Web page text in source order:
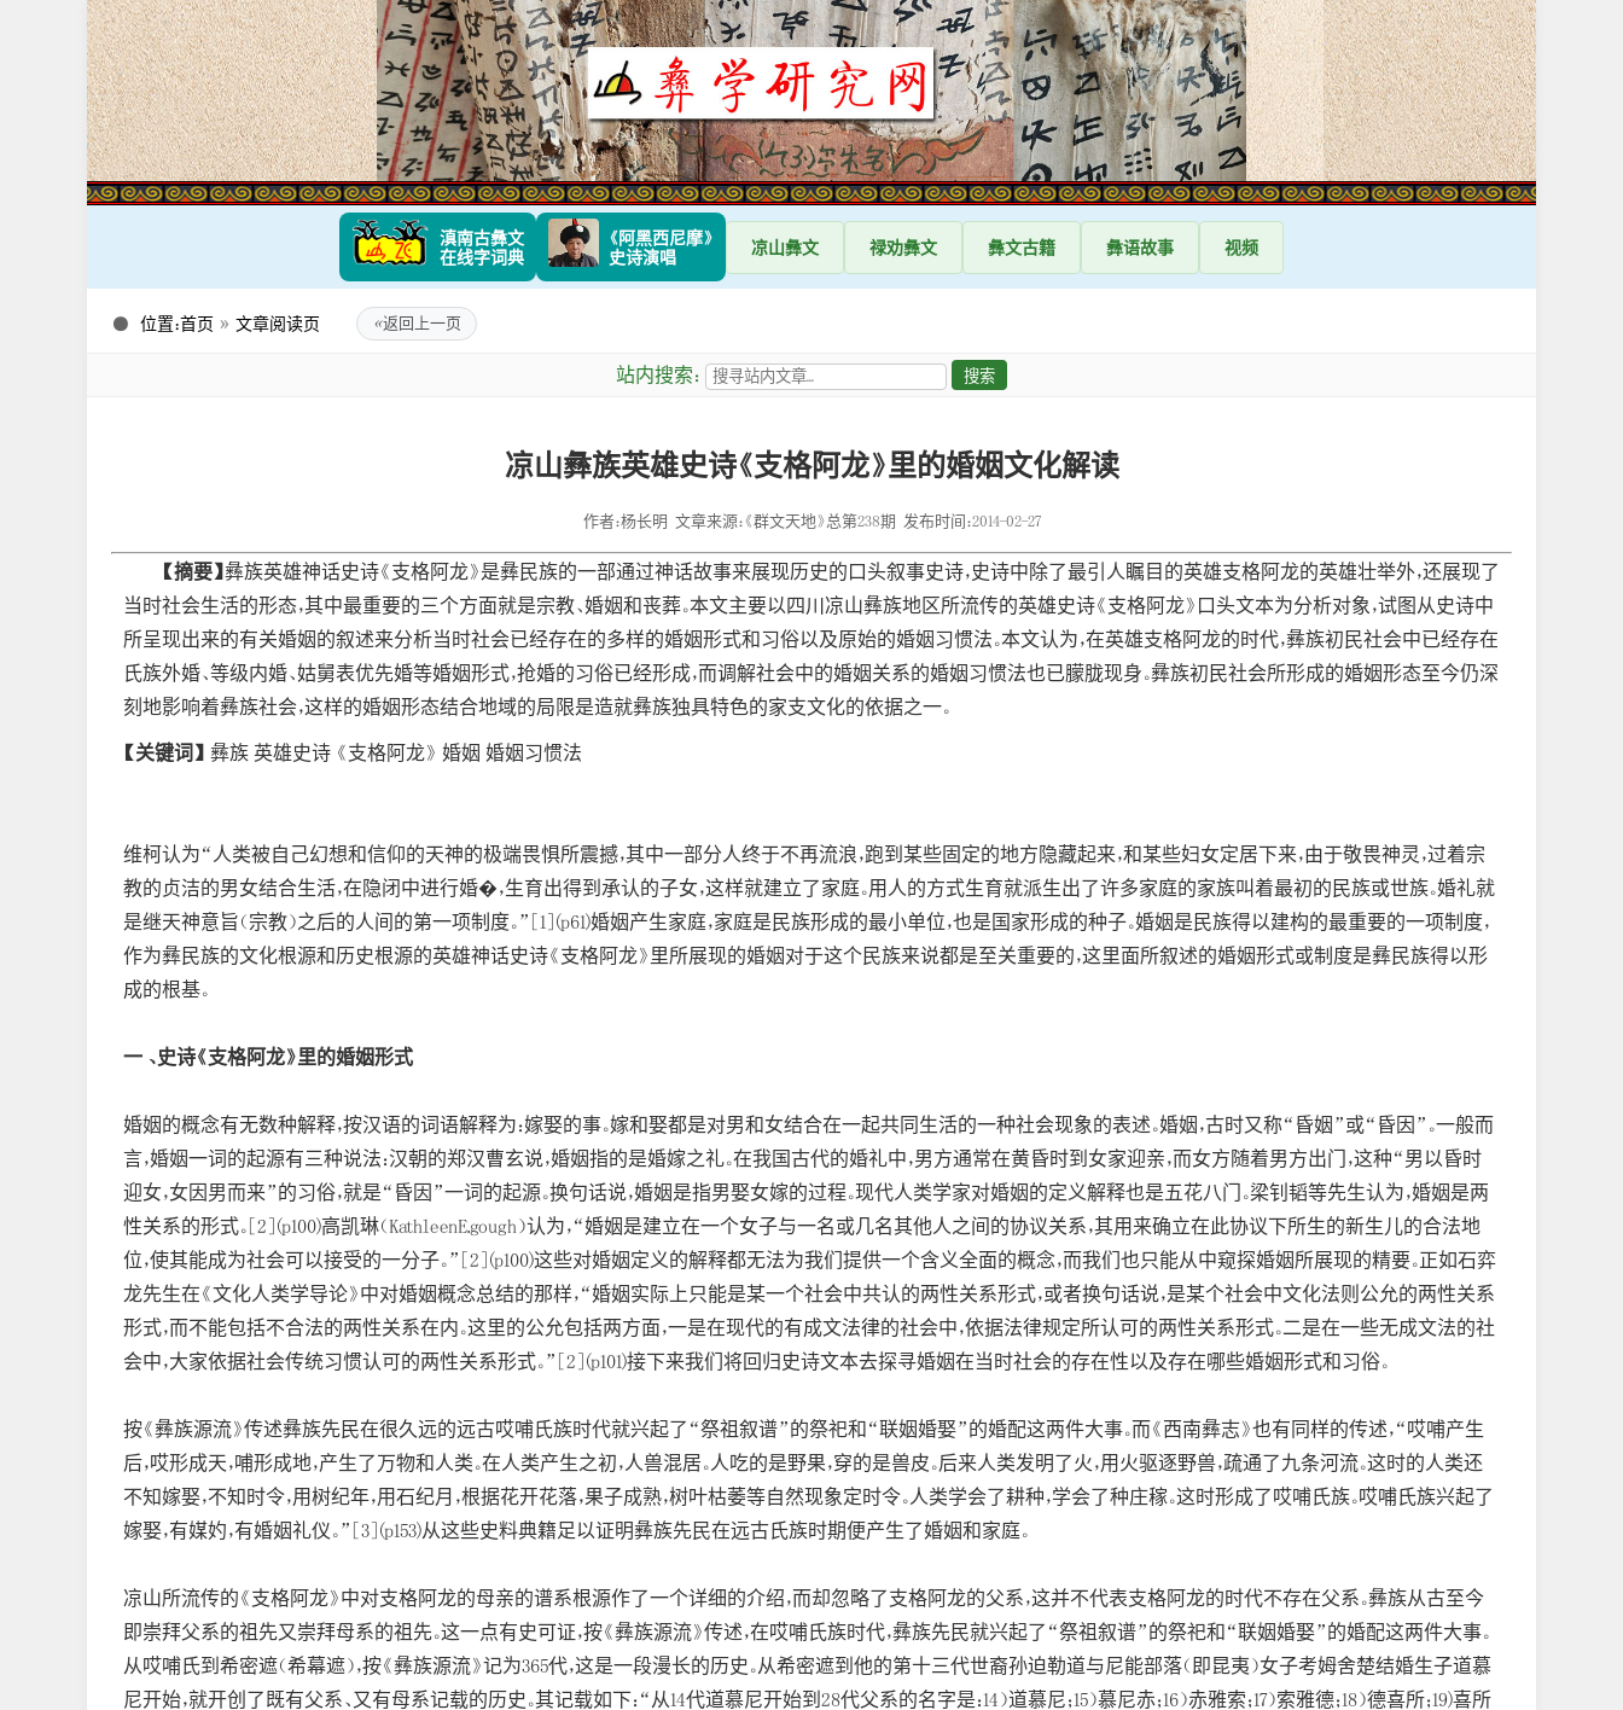
滇南古彝文
在线字词典
《阿黑西尼摩》
史诗演唱
凉山彝文 禄劝彝文 彝文古籍 彝语故事 视频
位置：首页 » 文章阅读页 «返回上一页
站内搜索：
凉山彝族英雄史诗《支格阿龙》里的婚姻文化解读
作者：杨长明 文章来源：《群文天地》总第238期 发布时间：2014-02-27
【摘要】 彝族英雄神话史诗《支格阿龙》是彝民族的一部通过神话故事来展现历史的口头叙事史诗，史诗中除了最引人瞩目的英雄支格阿龙的英雄壮举外，还展现了
当时社会生活的形态，其中最重要的三个方面就是宗教、婚姻和丧葬。本文主要以四川凉山彝族地区所流传的英雄史诗《支格阿龙》口头文本为分析对象，试图从史诗中
所呈现出来的有关婚姻的叙述来分析当时社会已经存在的多样的婚姻形式和习俗以及原始的婚姻习惯法。本文认为，在英雄支格阿龙的时代，彝族初民社会中已经存在
氏族外婚、等级内婚、姑舅表优先婚等婚姻形式，抢婚的习俗已经形成，而调解社会中的婚姻关系的婚姻习惯法也已朦胧现身。彝族初民社会所形成的婚姻形态至今仍深
刻地影响着彝族社会，这样的婚姻形态结合地域的局限是造就彝族独具特色的家支文化的依据之一。
【关键词】 彝族 英雄史诗 《支格阿龙》 婚姻 婚姻习惯法
维柯认为“人类被自己幻想和信仰的天神的极端畏惧所震撼，其中一部分人终于不再流浪，跑到某些固定的地方隐藏起来，和某些妇女定居下来，由于敬畏神灵，过着宗
教的贞洁的男女结合生活，在隐闭中进行婚�，生育出得到承认的子女，这样就建立了家庭。用人的方式生育就派生出了许多家庭的家族叫着最初的民族或世族。婚礼就
是继天神意旨（宗教）之后的人间的第一项制度。”[1](p61)婚姻产生家庭，家庭是民族形成的最小单位，也是国家形成的种子。婚姻是民族得以建构的最重要的一项制度，
作为彝民族的文化根源和历史根源的英雄神话史诗《支格阿龙》里所展现的婚姻对于这个民族来说都是至关重要的，这里面所叙述的婚姻形式或制度是彝民族得以形
成的根基。
一 、史诗《支格阿龙》里的婚姻形式
婚姻的概念有无数种解释，按汉语的词语解释为：嫁娶的事。嫁和娶都是对男和女结合在一起共同生活的一种社会现象的表述。婚姻，古时又称“昏姻”或“昏因”。一般而
言，婚姻一词的起源有三种说法：汉朝的郑汉曹玄说，婚姻指的是婚嫁之礼。在我国古代的婚礼中，男方通常在黄昏时到女家迎亲，而女方随着男方出门，这种“男以昏时
迎女，女因男而来”的习俗，就是“昏因”一词的起源。换句话说，婚姻是指男娶女嫁的过程。现代人类学家对婚姻的定义解释也是五花八门。梁钊韬等先生认为，婚姻是两
性关系的形式。[2](p100)高凯琳（KathleenE.gough）认为，“婚姻是建立在一个女子与一名或几名其他人之间的协议关系，其用来确立在此协议下所生的新生儿的合法地
位，使其能成为社会可以接受的一分子。”[2](p100)这些对婚姻定义的解释都无法为我们提供一个含义全面的概念，而我们也只能从中窥探婚姻所展现的精要。正如石弈
龙先生在《文化人类学导论》中对婚姻概念总结的那样，“婚姻实际上只能是某一个社会中共认的两性关系形式，或者换句话说，是某个社会中文化法则公允的两性关系
形式，而不能包括不合法的两性关系在内。这里的公允包括两方面，一是在现代的有成文法律的社会中，依据法律规定所认可的两性关系形式。二是在一些无成文法的社
会中，大家依据社会传统习惯认可的两性关系形式。”[2](p101)接下来我们将回归史诗文本去探寻婚姻在当时社会的存在性以及存在哪些婚姻形式和习俗。
按《彝族源流》传述彝族先民在很久远的远古哎哺氏族时代就兴起了“祭祖叙谱”的祭祀和“联姻婚娶”的婚配这两件大事。而《西南彝志》也有同样的传述，“哎哺产生
后，哎形成天，哺形成地，产生了万物和人类。在人类产生之初，人兽混居。人吃的是野果，穿的是兽皮。后来人类发明了火，用火驱逐野兽，疏通了九条河流。这时的人类还
不知嫁娶，不知时令，用树纪年，用石纪月，根据花开花落，果子成熟，树叶枯萎等自然现象定时令。人类学会了耕种，学会了种庄稼。这时形成了哎哺氏族。哎哺氏族兴起了
嫁娶，有媒妁，有婚姻礼仪。”[3](p153)从这些史料典籍足以证明彝族先民在远古氏族时期便产生了婚姻和家庭。
凉山所流传的《支格阿龙》中对支格阿龙的母亲的谱系根源作了一个详细的介绍，而却忽略了支格阿龙的父系，这并不代表支格阿龙的时代不存在父系。彝族从古至今
即崇拜父系的祖先又崇拜母系的祖先。这一点有史可证，按《彝族源流》传述，在哎哺氏族时代，彝族先民就兴起了“祭祖叙谱”的祭祀和“联姻婚娶”的婚配这两件大事。
从哎哺氏到希密遮（希幕遮），按《彝族源流》记为365代，这是一段漫长的历史。从希密遮到他的第十三代世裔孙迫勒道与尼能部落（即昆夷）女子考姆舍楚结婚生子道慕
尼开始，就开创了既有父系、又有母系记载的历史。其记载如下：“从14代道慕尼开始到28代父系的名字是：14）道慕尼；15）慕尼赤；16）赤雅索；17）索雅德；18）德喜所；19)喜所